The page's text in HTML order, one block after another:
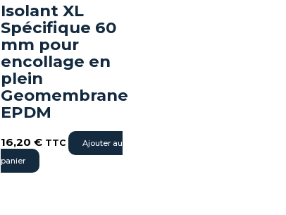
Isolant XL
Spécifique 60
mm pour
encollage en
plein
Geomembrane
EPDM
16,20 € TTC
Ajouter au
panier